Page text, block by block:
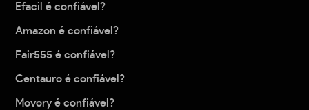
Efacil é confiável?
Amazon é confiável?
Fair555 é confiável?
Centauro é confiável?
Movory é confiável?